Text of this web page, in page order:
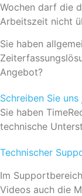
Wochen darf die
Arbeitszeit nicht
Sie haben
Angebot?
Schreiben Sie
Sie haben
technische
Technischer
Im
Videos auch die